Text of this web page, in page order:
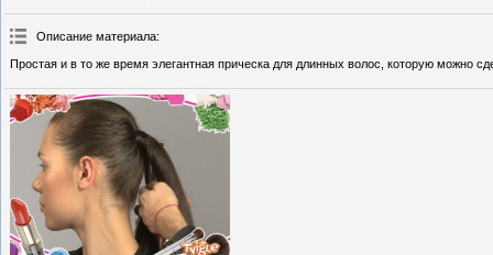
Описание материала:
Простая и в то же время элегантная прическа для длинных волос, которую можно